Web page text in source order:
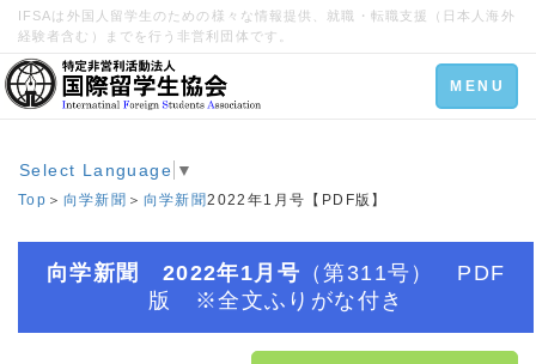
IFSAは外国人留学生のための様々な情報提供、就職・転職支援（日本人海外
経験者含む）までを行う非営利団体です。
Toggle
navigation
MENU
Select Language ▼
Top ＞ 向学新聞 ＞ 向学新聞2022年1月号【PDF版】
向学新聞 2022年1月号 （第311号） PDF
版 ※全文ふりがな付き